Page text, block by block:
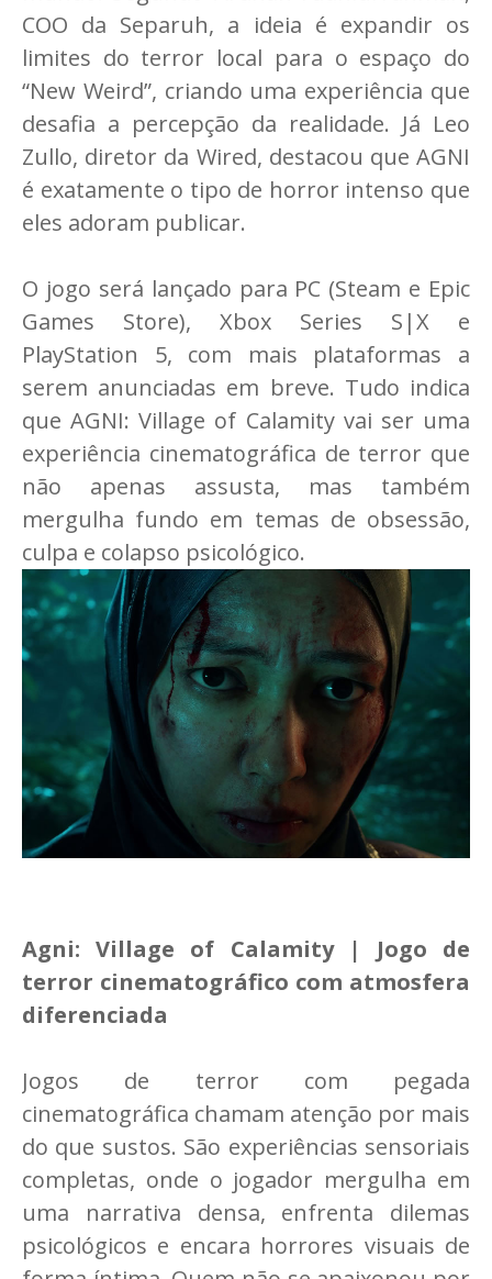
COO da Separuh, a ideia é expandir os
limites do terror local para o espaço do
“New Weird”, criando uma experiência que
desafia a percepção da realidade. Já Leo
Zullo, diretor da Wired, destacou que AGNI
é exatamente o tipo de horror intenso que
eles adoram publicar.
O jogo será lançado para PC (Steam e Epic
Games Store), Xbox Series S|X e
PlayStation 5, com mais plataformas a
serem anunciadas em breve. Tudo indica
que AGNI: Village of Calamity vai ser uma
experiência cinematográfica de terror que
não apenas assusta, mas também
mergulha fundo em temas de obsessão,
culpa e colapso psicológico.
Agni: Village of Calamity | Jogo de
terror cinematográfico com atmosfera
diferenciada
Jogos de terror com pegada
cinematográfica chamam atenção por mais
do que sustos. São experiências sensoriais
completas, onde o jogador mergulha em
uma narrativa densa, enfrenta dilemas
psicológicos e encara horrores visuais de